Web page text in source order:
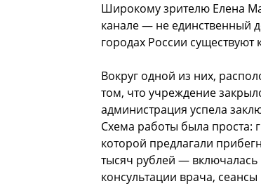
Широкому зрителю Елена
канале — не единственный
городах России
Вокруг одной из них,
том, что учреждение
администрация успела
Схема работы была проста:
которой предлагали
тысяч рублей — включалась
консультации врача,